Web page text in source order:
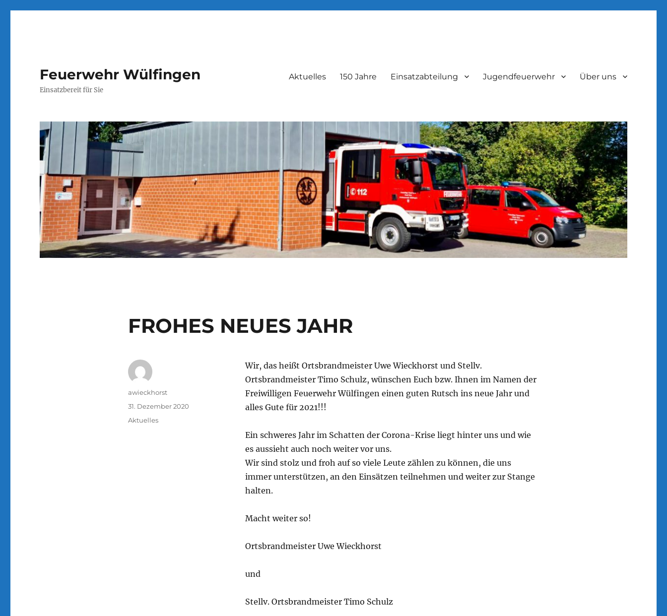
Feuerwehr Wülfingen
Einsatzbereit für Sie
Aktuelles 150 Jahre Einsatzabteilung Jugendfeuerwehr Über uns
FROHES NEUES JAHR
Wir, das heißt Ortsbrandmeister Uwe Wieckhorst und Stellv.
Ortsbrandmeister Timo Schulz, wünschen Euch bzw. Ihnen im Namen der
Freiwilligen Feuerwehr Wülfingen einen guten Rutsch ins neue Jahr und
alles Gute für 2021!!!
Ein schweres Jahr im Schatten der Corona-Krise liegt hinter uns und wie
es aussieht auch noch weiter vor uns.
Wir sind stolz und froh auf so viele Leute zählen zu können, die uns
immer unterstützen, an den Einsätzen teilnehmen und weiter zur Stange
halten.
Macht weiter so!
Ortsbrandmeister Uwe Wieckhorst
und
Stellv. Ortsbrandmeister Timo Schulz
Autor
awieckhorst
Veröffentlicht
am
31. Dezember 2020
Kategorien
Aktuelles